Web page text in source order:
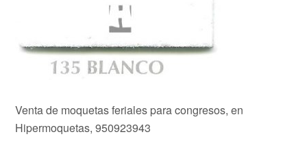
Venta de moquetas feriales para congresos, en
Hipermoquetas, 950923943